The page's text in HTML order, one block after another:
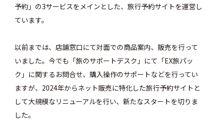
予約」の3サービスをメインとした、旅行予約サイトを運営し
ています。
以前までは、店舗窓口にて対面での商品案内、販売を行って
いました。今でも「旅のサポートデスク」にて「EX旅パッ
ク」に関するお問合せ、購入操作のサポートなどを行ってい
ますが、2024年からネット販売に特化した旅行予約サイトと
して大規模なリニューアルを行い、新たなスタートを切りま
した。